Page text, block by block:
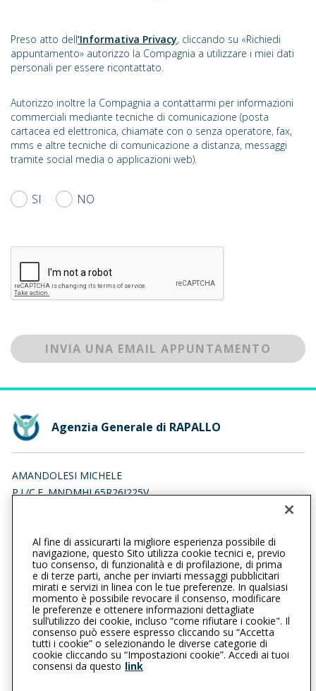
Preso atto dell’Informativa Privacy, cliccando su «Richiedi
appuntamento» autorizzo la Compagnia a utilizzare i miei dati
personali per essere ricontattato.
Autorizzo inoltre la Compagnia a contattarmi per informazioni
commerciali mediante tecniche di comunicazione (posta
cartacea ed elettronica, chiamate con o senza operatore, fax,
mms e altre tecniche di comunicazione a distanza, messaggi
tramite social media o applicazioni web).
SI NO
INVIA UNA EMAIL APPUNTAMENTO
Agenzia Generale di RAPALLO
AMANDOLESI MICHELE
P.I./C.F. MNDMHL65R26I225V
0185272672 0185237238
rapallo@cattolica.it
amandolesi.michele@pcert.it
L’intermediario è soggetto al controllo dell’IVASS. Consulta il
Registro RUI al seguentelink
Al fine di assicurarti la migliore esperienza possibile di
navigazione, questo Sito utilizza cookie tecnici e, previo
tuo consenso, di funzionalità e di profilazione, di prima
e di terze parti, anche per inviarti messaggi pubblicitari
mirati e servizi in linea con le tue preferenze. In qualsiasi
momento è possibile revocare il consenso, modificare
le preferenze e ottenere informazioni dettagliate
sull’utilizzo dei cookie, incluso “come rifiutare i cookie". Il
consenso può essere espresso cliccando su “Accetta
tutti i cookie” o selezionando le diverse categorie di
cookie cliccando su “Impostazioni cookie”. Accedi ai tuoi
consensi da questo link